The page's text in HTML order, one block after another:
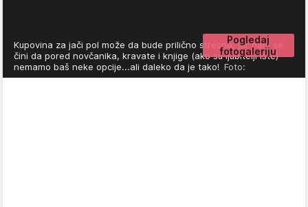
Pogledaj
fotogaleriju
Kupovina za jači pol može da bude prilično stresna, jer nam se
čini da pored novčanika, kravate i knjige (ako su ljubitelji iste)
nemamo baš neke opcije...ali daleko da je tako! Foto: